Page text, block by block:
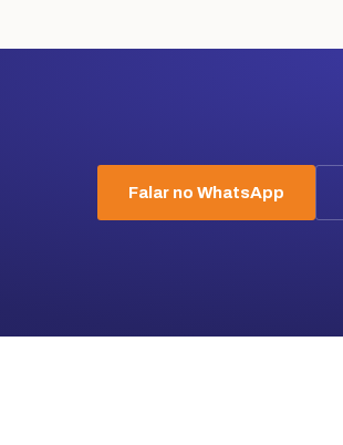
Falar no WhatsApp